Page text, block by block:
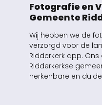
Fotografie en
Gemeente
Wij hebben we de
verzorgd voor de
Ridderkerk app.
Ridderkerkse
herkenbare en